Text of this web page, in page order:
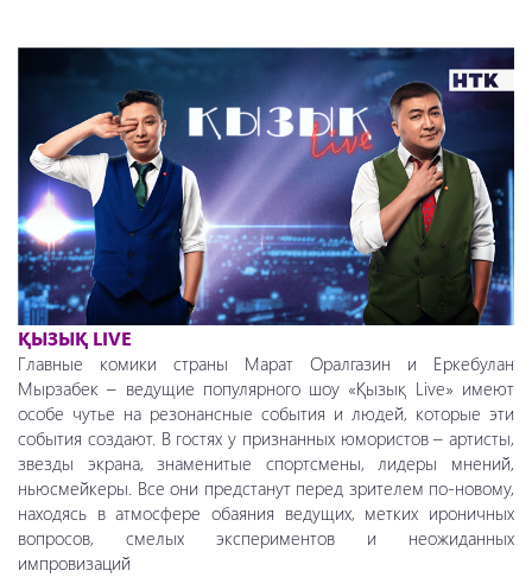
ҚЫЗЫҚ LIVE
Главные комики страны Марат Оралгазин и Еркебулан
Мырзабек – ведущие популярного шоу «Қызық Live» имеют
особе чутье на резонансные события и людей, которые эти
события создают. В гостях у признанных юмористов – артисты,
звезды экрана, знаменитые спортсмены, лидеры мнений,
ньюсмейкеры. Все они предстанут перед зрителем по-новому,
находясь в атмосфере обаяния ведущих, метких ироничных
вопросов, смелых экспериментов и неожиданных
импровизаций